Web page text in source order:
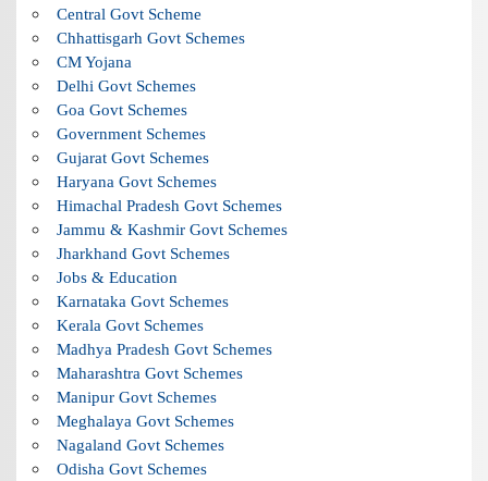
Central Govt Scheme
Chhattisgarh Govt Schemes
CM Yojana
Delhi Govt Schemes
Goa Govt Schemes
Government Schemes
Gujarat Govt Schemes
Haryana Govt Schemes
Himachal Pradesh Govt Schemes
Jammu & Kashmir Govt Schemes
Jharkhand Govt Schemes
Jobs & Education
Karnataka Govt Schemes
Kerala Govt Schemes
Madhya Pradesh Govt Schemes
Maharashtra Govt Schemes
Manipur Govt Schemes
Meghalaya Govt Schemes
Nagaland Govt Schemes
Odisha Govt Schemes